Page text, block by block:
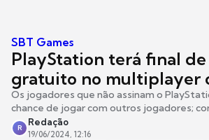
SBT Games
PlayStation terá final de
gratuito no multiplayer
Os jogadores que não assinam o
chance de jogar com outros jogadores;
R
Redação
19/06/2024, 12:16